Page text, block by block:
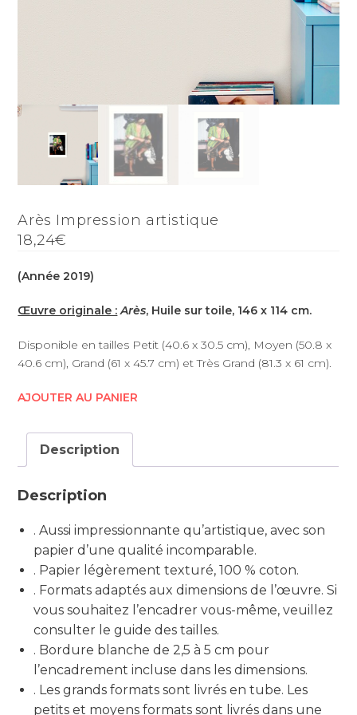
Arès Impression artistique
18,24€
(Année 2019)
Œuvre originale : Arès, Huile sur toile, 146 x 114 cm.
Disponible en tailles Petit (40.6 x 30.5 cm), Moyen (50.8 x
40.6 cm), Grand (61 x 45.7 cm) et Très Grand (81.3 x 61 cm).
AJOUTER AU PANIER
Description
Description
. Aussi impressionnante qu’artistique, avec son
papier d’une qualité incomparable.
. Papier légèrement texturé, 100 % coton.
. Formats adaptés aux dimensions de l’œuvre. Si
vous souhaitez l’encadrer vous-même, veuillez
consulter le guide des tailles.
. Bordure blanche de 2,5 à 5 cm pour
l’encadrement incluse dans les dimensions.
. Les grands formats sont livrés en tube. Les
petits et moyens formats sont livrés dans une